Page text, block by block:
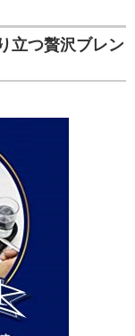
立つ贅沢ブレン